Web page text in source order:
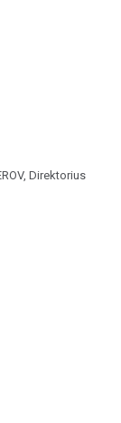
Direktorius